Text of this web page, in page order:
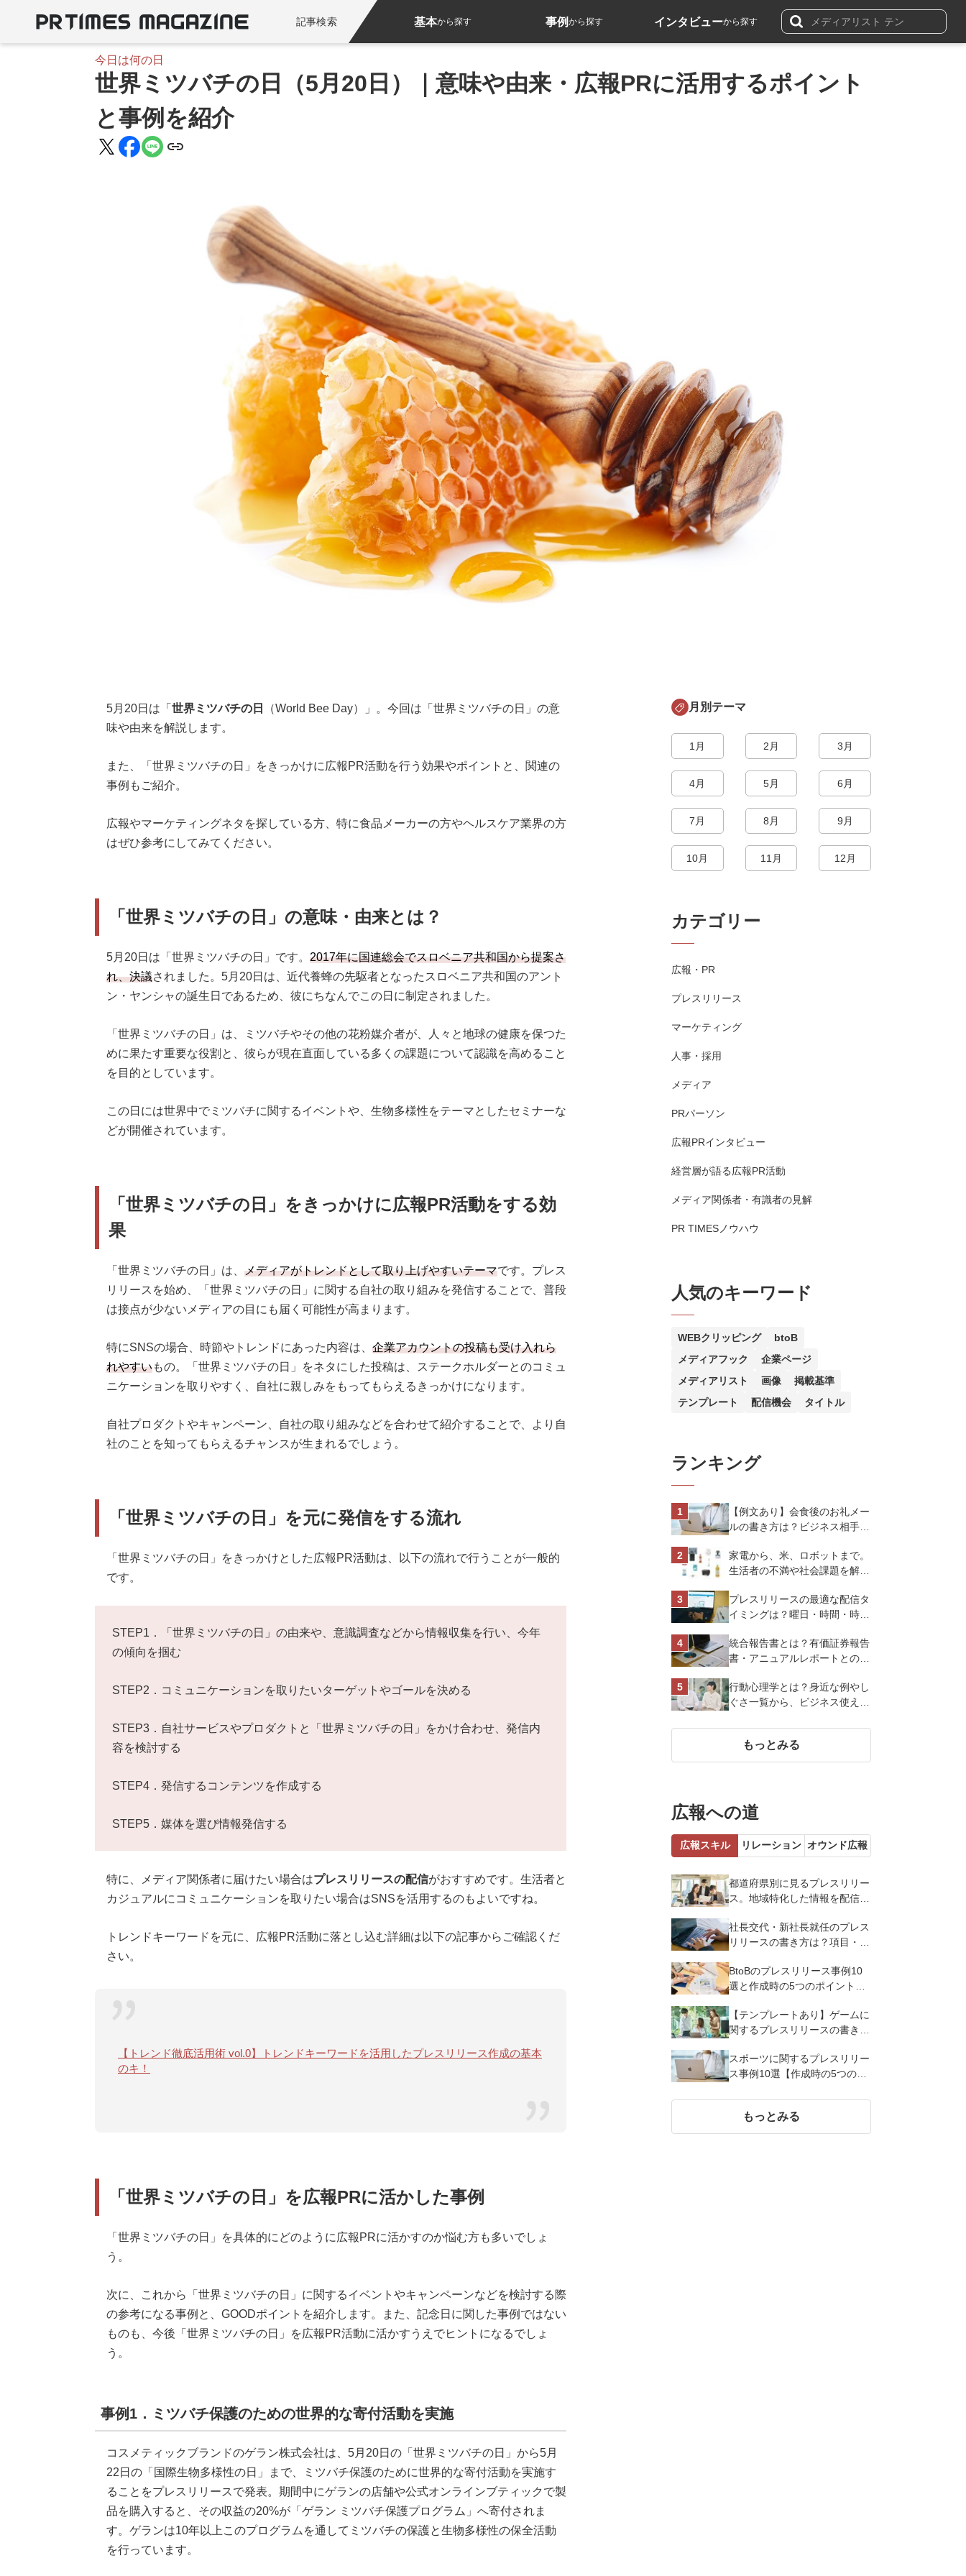
記事検索 基本から探す 事例から探す インタビューから探す
今日は何の日
世界ミツバチの日（5月20日）｜意味や由来・広報PRに活用するポイント
と事例を紹介
5月20日は「 世界ミツバチの日
（World Bee Day）」。今回は「世界ミツバチの日」の意
味や由来を解説します。
また、「世界ミツバチの日」をきっかけに広報PR活動を行う効果やポイントと、関連の
事例もご紹介。
広報やマーケティングネタを探している方、特に食品メーカーの方やヘルスケア業界の方
はぜひ参考にしてみてください。
「世界ミツバチの日」の意味・由来とは？
5月20日は「世界ミツバチの日」です。 2017年に国連総会でスロベニア共和国から提案さ
れ、決議されました。5月20日は、近代養蜂の先駆者となったスロベニア共和国のアント
ン・ヤンシャの誕生日であるため、彼にちなんでこの日に制定されました。
「世界ミツバチの日」は、ミツバチやその他の花粉媒介者が、人々と地球の健康を保つた
めに果たす重要な役割と、彼らが現在直面している多くの課題について認識を高めること
を目的としています。
この日には世界中でミツバチに関するイベントや、生物多様性をテーマとしたセミナーな
どが開催されています。
「世界ミツバチの日」をきっかけに広報PR活動をする効
果
「世界ミツバチの日」は、 メディアがトレンドとして取り上げやすいテーマです。プレス
リリースを始め、「世界ミツバチの日」に関する自社の取り組みを発信することで、普段
は接点が少ないメディアの目にも届く可能性が高まります。
特にSNSの場合、時節やトレンドにあった内容は、 企業アカウントの投稿も受け入れら
れやすいもの。「世界ミツバチの日」をネタにした投稿は、ステークホルダーとのコミュ
ニケーションを取りやすく、自社に親しみをもってもらえるきっかけになります。
自社プロダクトやキャンペーン、自社の取り組みなどを合わせて紹介することで、より自
社のことを知ってもらえるチャンスが生まれるでしょう。
「世界ミツバチの日」を元に発信をする流れ
「世界ミツバチの日」をきっかけとした広報PR活動は、以下の流れで行うことが一般的
です。
STEP1．「世界ミツバチの日」の由来や、意識調査などから情報収集を行い、今年
の傾向を掴む
STEP2．コミュニケーションを取りたいターゲットやゴールを決める
STEP3．自社サービスやプロダクトと「世界ミツバチの日」をかけ合わせ、発信内
容を検討する
STEP4．発信するコンテンツを作成する
STEP5．媒体を選び情報発信する
特に、メディア関係者に届けたい場合はプレスリリースの配信がおすすめです。生活者と
カジュアルにコミュニケーションを取りたい場合はSNSを活用するのもよいですね。
トレンドキーワードを元に、広報PR活動に落とし込む詳細は以下の記事からご確認くだ
さい。
【トレンド徹底活用術 vol.0】トレンドキーワードを活用したプレスリリース作成の基本
のキ！
「世界ミツバチの日」を広報PRに活かした事例
「世界ミツバチの日」を具体的にどのように広報PRに活かすのか悩む方も多いでしょ
う。
次に、これから「世界ミツバチの日」に関するイベントやキャンペーンなどを検討する際
の参考になる事例と、GOODポイントを紹介します。また、記念日に関した事例ではない
ものも、今後「世界ミツバチの日」を広報PR活動に活かすうえでヒントになるでしょ
う。
事例1．ミツバチ保護のための世界的な寄付活動を実施
コスメティックブランドのゲラン株式会社は、5月20日の「世界ミツバチの日」から5月
22日の「国際生物多様性の日」まで、ミツバチ保護のために世界的な寄付活動を実施す
ることをプレスリリースで発表。期間中にゲランの店舗や公式オンラインブティックで製
品を購入すると、その収益の20%が「ゲラン ミツバチ保護プログラム」へ寄付されま
す。ゲランは10年以上このプログラムを通してミツバチの保護と生物多様性の保全活動
を行っています。
月別テーマ
1月 2月 3月
4月 5月 6月
7月 8月 9月
10月 11月 12月
カテゴリー
広報・PR
プレスリリース
マーケティング
人事・採用
メディア
PRパーソン
広報PRインタビュー
経営層が語る広報PR活動
メディア関係者・有識者の見解
PR TIMESノウハウ
人気のキーワード
WEBクリッピング
btoB
メディアフック
企業ページ
メディアリスト
画像
掲載基準
テンプレート
配信機会 タイトル
ランキング
【例文あり】会食後のお礼メー
ルの書き方は？ビジネス相手に
トを解説
家電から、米、ロボットまで。
生活者の不満や社会課題を解決
スオーヤマ株式会社
プレスリリースの最適な配信タ
イミングは？曜日・時間・時期
化させよう
統合報告書とは？有価証券報告
書・アニュアルレポートとの違
行動心理学とは？身近な例やし
ぐさ一覧から、ビジネス使える
もっとみる
広報への道
広報スキル リレーション オウンド広報
都道府県別に見るプレスリリー
ス。地域特化した情報を配信す
社長交代・新社長就任のプレス
リリースの書き方は？項目・ポ
BtoBのプレスリリース事例10
選と作成時の5つのポイントを
【テンプレートあり】ゲームに
関するプレスリリースの書き方
スポーツに関するプレスリリー
ス事例10選【作成時の5つのポ
もっとみる